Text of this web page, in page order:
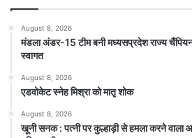
August 8, 2026
मंडला अंडर-15 टीम बनी मध्यसप्रदेश राज्य
स्वागत
August 8, 2026
एडवोकेट स्नेह मिश्रा को मातृ शोक
August 8, 2026
खूनी सनक : पत्नी पर कुल्हाड़ी से हमला करने वाला